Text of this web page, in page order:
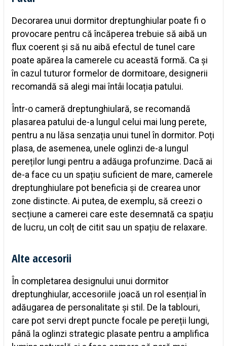
Decorarea unui dormitor dreptunghiular poate fi o
provocare pentru că încăperea trebuie să aibă un
flux coerent și să nu aibă efectul de tunel care
poate apărea la camerele cu această formă. Ca și
în cazul tuturor formelor de dormitoare, designerii
recomandă să alegi mai întâi locația patului.
plasarea patului de-a lungul celui mai lung perete,
pentru a nu lăsa senzația unui tunel în dormitor. Poți
plasa, de asemenea, unele oglinzi de-a lungul
pereților lungi pentru a adăuga profunzime. Dacă ai
de-a face cu un spațiu suficient de mare, camerele
dreptunghiulare pot beneficia și de crearea unor
zone distincte. Ai putea, de exemplu, să creezi o
secțiune a camerei care este desemnată ca spațiu
de lucru, un colț de citit sau un spațiu de relaxare.
Alte accesorii
dreptunghiular, accesoriile joacă un rol esențial în
adăugarea de personalitate și stil. De la tablouri,
care pot servi drept puncte focale pe pereții lungi,
până la oglinzi strategic plasate pentru a amplifica